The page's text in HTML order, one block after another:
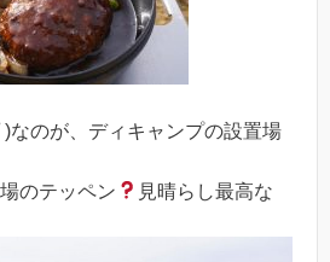
なのが、ディキャンプの設置場
のテッペン
見晴らし最高な